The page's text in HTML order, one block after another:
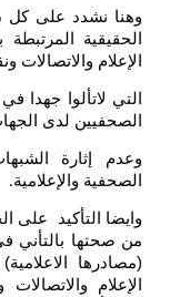
على كل دوائر
المرتبطة
والاتصالات ونقابة
جهدا في الدفاع
لدى الجهات
الشبهات بمنعها
والإعلامية.
على الجهات
بالتأني في نشر
الاعلامية) والا
والاتصالات والمحاكم